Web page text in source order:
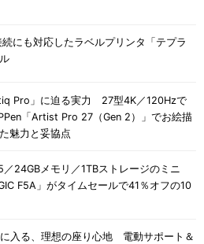
にも対応したラベルプリンタ「テプラ
Pro」に迫る実力 27型4K／120Hzで
「Artist Pro 27（Gen 2）」でお絵描
魅力と妥協点
24GBメモリ／1TBストレージのミニ
F5A」がタイムセールで41％オフの10
入る、理想の座り心地 電動サポート＆